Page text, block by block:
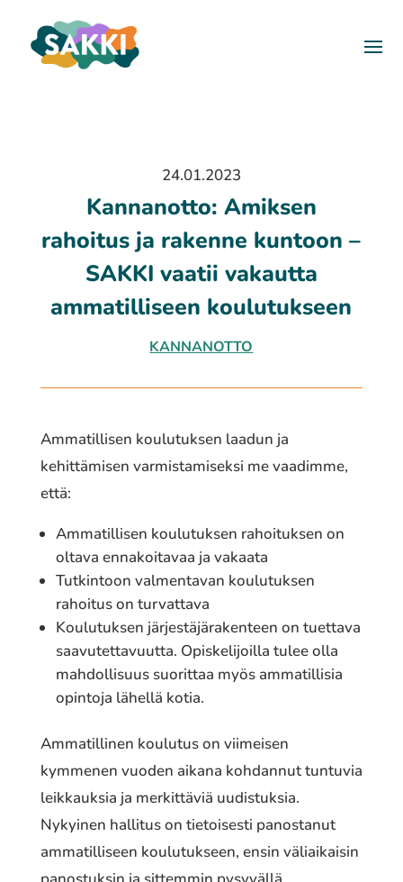
24.01.2023
Kannanotto: Amiksen
rahoitus ja rakenne kuntoon –
SAKKI vaatii vakautta
ammatilliseen koulutukseen
KANNANOTTO
Ammatillisen koulutuksen laadun ja
kehittämisen varmistamiseksi me vaadimme,
että:
Ammatillisen koulutuksen rahoituksen on
oltava ennakoitavaa ja vakaata
Tutkintoon valmentavan koulutuksen
rahoitus on turvattava
Koulutuksen järjestäjärakenteen on tuettava
saavutettavuutta. Opiskelijoilla tulee olla
mahdollisuus suorittaa myös ammatillisia
opintoja lähellä kotia.
Ammatillinen koulutus on viimeisen
kymmenen vuoden aikana kohdannut tuntuvia
leikkauksia ja merkittäviä uudistuksia.
Nykyinen hallitus on tietoisesti panostanut
ammatilliseen koulutukseen, ensin väliaikaisin